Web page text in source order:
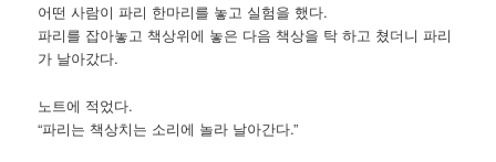
어떤 사람이 파리 한마리를 놓고 실험을 했다.
파리를 잡아놓고 책상위에 놓은 다음 책상을 탁 하고 쳤더니 파리
가 날아갔다.
노트에 적었다.
“파리는 책상치는 소리에 놀라 날아간다.”